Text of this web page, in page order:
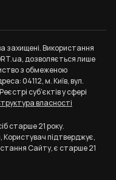
захищені. Використання
дозволяється лише
з обмеженою
04112, м. Київ, вул.
суб’єктів у сфері
власності
старше 21 року.
Користувач підтверджує,
Сайту, є старше 21